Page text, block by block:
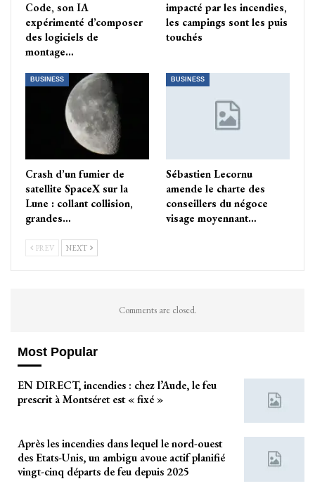
Code, son IA
expérimenté d’composer
des logiciels de
montage…
impacté par les incendies,
les campings sont les puis
touchés
BUSINESS
Crash d’un fumier de
satellite SpaceX sur la
Lune : collant collision,
grandes…
BUSINESS
Sébastien Lecornu
amende le charte des
conseillers du négoce
visage moyennant…
PREV NEXT
Comments are closed.
Most Popular
EN DIRECT, incendies : chez l’Aude, le feu
prescrit à Montséret est « fixé »
Après les incendies dans lequel le nord-ouest
des Etats-Unis, un ambigu avoue actif planifié
vingt-cinq départs de feu depuis 2025